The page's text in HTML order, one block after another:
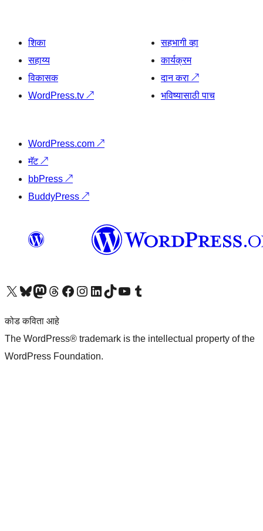
शिका
सहाय्य
विकासक
WordPress.tv ↗
सहभागी व्हा
कार्यक्रम
दान करा ↗
भविष्यासाठी पाच
WordPress.com ↗
मॅट↗
bbPress ↗
BuddyPress ↗
आमच्या X (एक्स) (पूर्वीचे ट्विटर) खात्याला भेट द्या आमच्या ब्लूस्की खात्याला भेट द्या.आमच्या Mastodon खात्याला भेट द्या.आमच्या थ्रेड्स खात्याला भेट द्या. आमच्या फेसबुक पेजला भेट द्या आमच्या इंस्टाग्राम खात्याला भेट द्या आमच्या लिंक्डइन खात्याला भेट द्या आमच्या टिकटॉक अकाउंटला भेट द्या.आमच्या यूट्यूब चॅनेलला भेट द्या आमच्या टंबलर खात्याला भेट द्या.
कोड कविता आहे
The WordPress® trademark is the intellectual property of the
WordPress Foundation.